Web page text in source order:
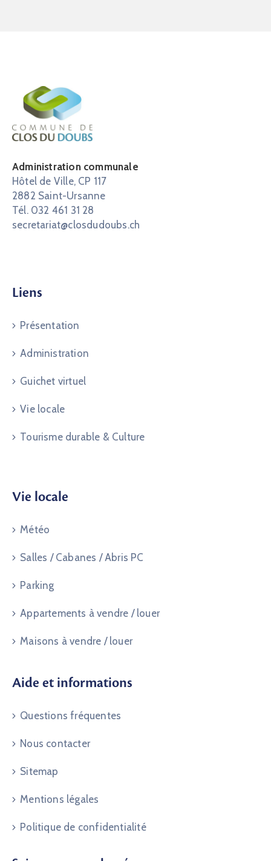
Administration communale
Hôtel de Ville, CP 117
2882 Saint-Ursanne
Tél. 032 461 31 28
secretariat@closdudoubs.ch
Liens
Présentation
Administration
Guichet virtuel
Vie locale
Tourisme durable & Culture
Vie locale
Météo
Salles / Cabanes / Abris PC
Parking
Appartements à vendre / louer
Maisons à vendre / louer
Aide et informations
Questions fréquentes
Nous contacter
Sitemap
Mentions légales
Politique de confidentialité